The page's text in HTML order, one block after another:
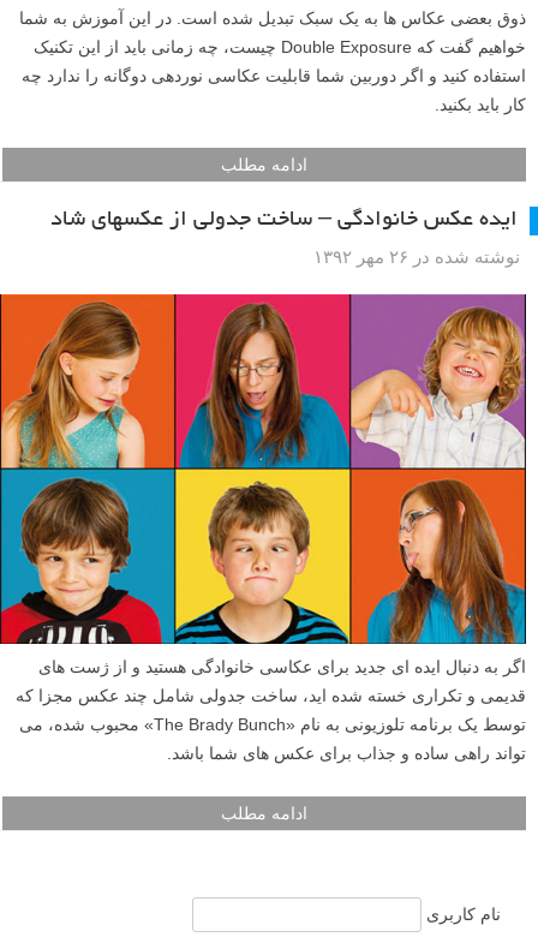
ذوق بعضی عکاس ها به یک سبک تبدیل شده است. در این آموزش به شما
خواهیم گفت که Double Exposure چیست، چه زمانی باید از این تکنیک
استفاده کنید و اگر دوربین شما قابلیت عکاسی نوردهی دوگانه را ندارد چه
کار باید بکنید.
ادامه مطلب
ایده عکس خانوادگی – ساخت جدولی از عکسهای شاد
نوشته شده در ۲۶ مهر ۱۳۹۲
اگر به دنبال ایده ای جدید برای عکاسی خانوادگی هستید و از ژست های
قدیمی و تکراری خسته شده اید، ساخت جدولی شامل چند عکس مجزا که
توسط یک برنامه تلوزیونی به نام «The Brady Bunch» محبوب شده، می
تواند راهی ساده و جذاب برای عکس های شما باشد.
ادامه مطلب
نام کاربری